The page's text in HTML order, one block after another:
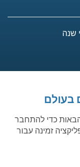
שנה
בעולם
כדי להתחבר
זמינה עבור